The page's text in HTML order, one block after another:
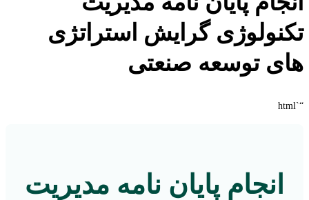
تکنولوژی گرایش استراتژی
های توسعه صنعتی
“`html
انجام پایان نامه مدیریت